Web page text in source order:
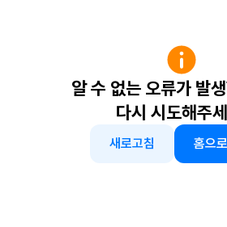
알 수 없는 오류가 발
다시 시도해주
새로고침 홈으